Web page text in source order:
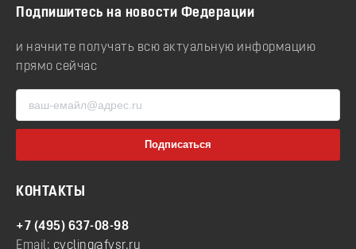
Подпишитесь на новости Федерации
и начните получать всю актуальную информацию
прямо сейчас
КОНТАКТЫ
+7 (495) 637-08-98
Email: cycling@fvsr.ru